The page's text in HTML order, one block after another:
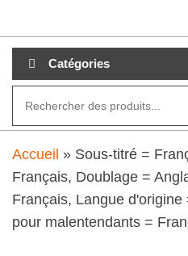
au
contenuCatégories
Accueil » Sous-titré =
Français, Doublage =
Français, Langue
pour malentendants =